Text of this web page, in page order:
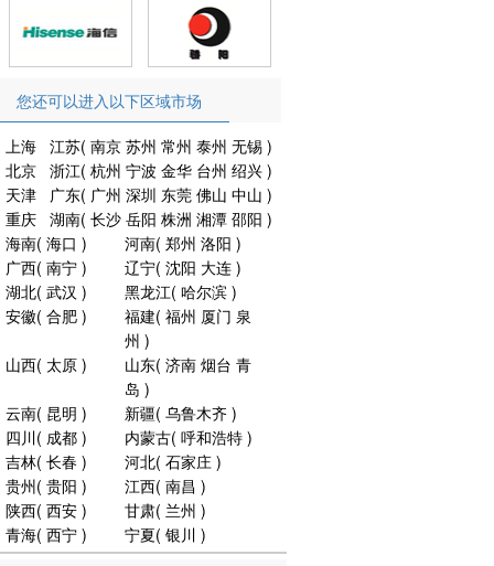
您还可以进入以下区域市场
上海 江苏( 南京 苏州 常州 泰州 无锡 )
北京 浙江( 杭州 宁波 金华 台州 绍兴 )
天津
广东( 广州 深圳 东莞 佛山 中山 )
重庆 湖南( 长沙 岳阳 株洲 湘潭 邵阳 )
海南( 海口 ) 河南( 郑州 洛阳 )
广西( 南宁 ) 辽宁( 沈阳 大连 )
湖北( 武汉 ) 黑龙江( 哈尔滨 )
安徽( 合肥 ) 福建( 福州 厦门 泉
州 )
山西( 太原 ) 山东( 济南 烟台 青
岛 )
云南( 昆明 ) 新疆( 乌鲁木齐 )
四川( 成都 ) 内蒙古( 呼和浩特 )
吉林( 长春 ) 河北( 石家庄 )
贵州( 贵阳 ) 江西( 南昌 )
陕西( 西安 ) 甘肃( 兰州 )
青海( 西宁 ) 宁夏( 银川 )